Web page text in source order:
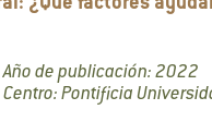
¿Qué factores
Año de publicación: 2022
Centro: Pontificia